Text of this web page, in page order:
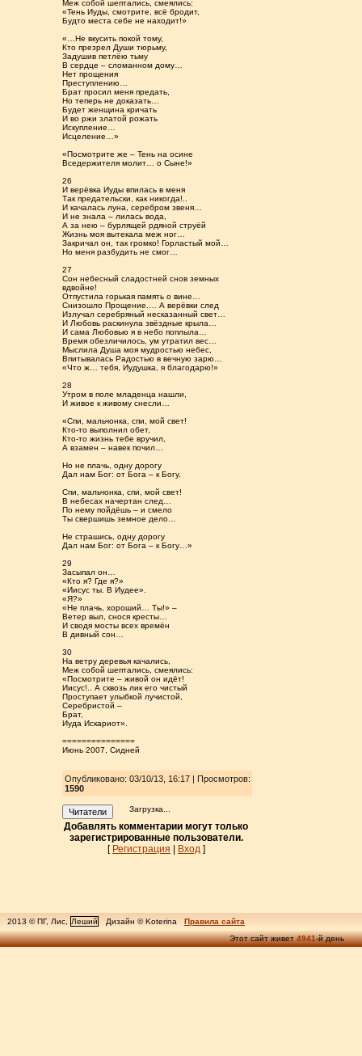
Меж собой шептались, смеялись:
«Тень Иуды, смотрите, всё бродит,
Будто места себе не находит!»
«…Не вкусить покой тому,
Кто презрел Души тюрьму,
Задушив петлёю тьму
В сердце – сломанном дому…
Нет прощения
Преступлению…
Брат просил меня предать,
Но теперь не доказать…
Будет женщина кричать
И во ржи златой рожать
Искупление…
Исцеление…»
«Посмотрите же – Тень на осине
Вседержителя молит… о Сыне!»
26
И верёвка Иуды впилась в меня
Так предательски, как никогда!..
И качалась луна, серебром звеня…
И не знала – лилась вода,
А за нею – бурлящей рдяной струёй
Жизнь моя вытекала меж ног…
Закричал он, так громко! Горластый мой…
Но меня разбудить не смог…
27
Сон небесный сладостней снов земных
вдвойне!
Отпустила горькая память о вине…
Снизошло Прощение.… А верёвки след
Излучал серебряный несказанный свет…
И Любовь раскинула звёздные крыла…
И сама Любовью я в небо поплыла…
Время обезличилось, ум утратил вес…
Мыслила Душа моя мудростью небес,
Впитывалась Радостью в вечную зарю…
«Что ж… тебя, Иудушка, я благодарю!»
28
Утром в поле младенца нашли,
И живое к живому снесли…
«Спи, мальчонка, спи, мой свет!
Кто-то выполнил обет,
Кто-то жизнь тебе вручил,
А взамен – навек почил…
Но не плачь, одну дорогу
Дал нам Бог: от Бога – к Богу.
Спи, мальчонка, спи, мой свет!
В небесах начертан след…
По нему пойдёшь – и смело
Ты свершишь земное дело…
Не страшись, одну дорогу
Дал нам Бог: от Бога – к Богу…»
29
Засыпал он…
«Кто я? Где я?»
«Иисус ты. В Иудее».
«Я?»
«Не плачь, хороший… Ты!» –
Ветер выл, снося кресты…
И сводя мосты всех времён
В дивный сон…
30
На ветру деревья качались,
Меж собой шептались, смеялись:
«Посмотрите – живой он идёт!
Иисус!.. А сквозь лик его чистый
Проступает улыбкой лучистой,
Серебристой –
Брат,
Иуда Искариот».
===============
Июнь 2007, Сидней
Опубликовано: 03/10/13, 16:17 | Просмотров:
1590
Читатели Загрузка...
Добавлять комментарии могут только
зарегистрированные пользователи.
[ Регистрация Вход]
2013 © ПГ, Лис, Леший Дизайн © Koterina
Правила сайта
Этот сайт живет4941-й день